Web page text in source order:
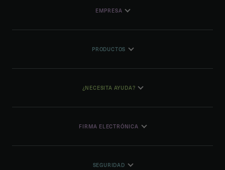
EMPRESA
PRODUCTOS
¿NECESITA AYUDA?
FIRMA ELECTRÓNICA
SEGURIDAD